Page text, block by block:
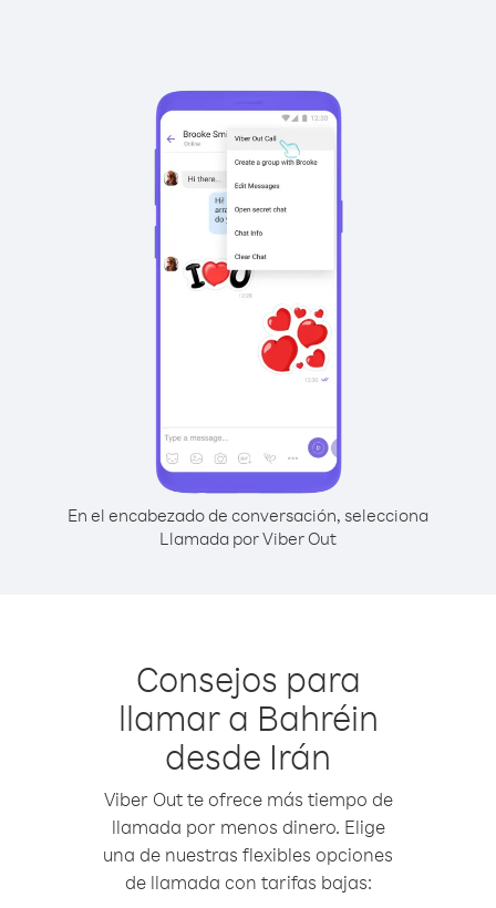
En el encabezado de conversación, selecciona
Llamada por Viber Out
Consejos para
llamar a Bahréin
desde Irán
Viber Out te ofrece más tiempo de
llamada por menos dinero. Elige
una de nuestras flexibles opciones
de llamada con tarifas bajas: